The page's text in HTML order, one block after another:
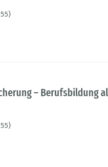
– Berufsbildung